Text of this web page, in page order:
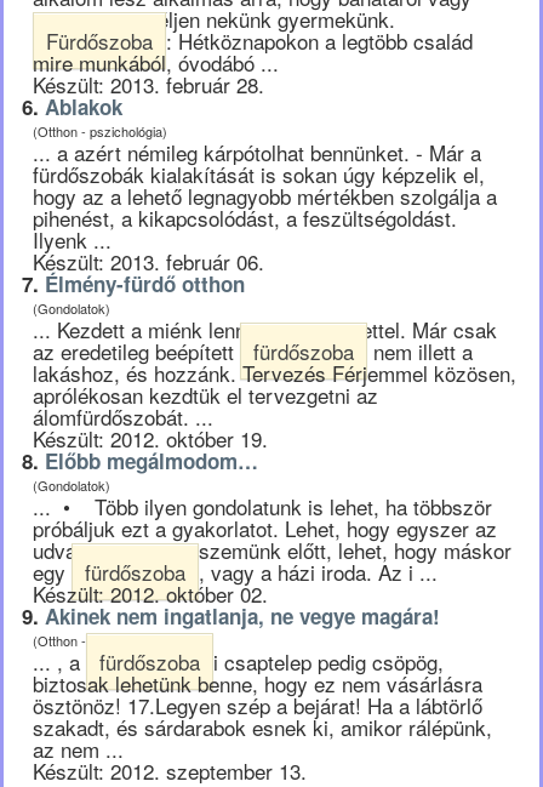
öröméről meséljen nekünk gyermekünk.
Fürdőszoba : Hétköznapokon a legtöbb család
mire munkából, óvodábó ...
Készült: 2013. február 28.
6. Ablakok
(Otthon - pszichológia)
... a azért némileg kárpótolhat bennünket. - Már a
fürdőszobák kialakítását is sokan úgy képzelik el,
hogy az a lehető legnagyobb mértékben szolgálja a
pihenést, a kikapcsolódást, a feszültségoldást.
Ilyenk ...
Készült: 2013. február 06.
7. Élmény-fürdő otthon
(Gondolatok)
... Kezdett a miénk lenni, megtelni élettel. Már csak
az eredetileg beépített fürdőszoba nem illett a
lakáshoz, és hozzánk. Tervezés Férjemmel közösen,
aprólékosan kezdtük el tervezgetni az
álomfürdőszobát. ...
Készült: 2012. október 19.
8. Előbb megálmodom…
(Gondolatok)
... • Több ilyen gondolatunk is lehet, ha többször
próbáljuk ezt a gyakorlatot. Lehet, hogy egyszer az
udvar jelenik meg szemünk előtt, lehet, hogy máskor
egy fürdőszoba , vagy a házi iroda. Az i ...
Készült: 2012. október 02.
9. Akinek nem ingatlanja, ne vegye magára!
(Otthon - pszichológia)
... , a fürdőszoba i csaptelep pedig csöpög,
biztosak lehetünk benne, hogy ez nem vásárlásra
ösztönöz! 17.Legyen szép a bejárat! Ha a lábtörlő
szakadt, és sárdarabok esnek ki, amikor rálépünk,
az nem ...
Készült: 2012. szeptember 13.